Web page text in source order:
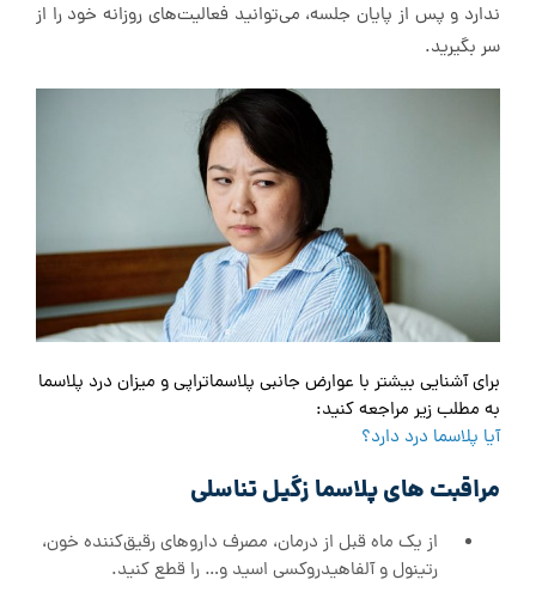
ندارد و پس از پایان جلسه، می‌توانید فعالیت‌های روزانه خود را از
سر بگیرید.
برای آشنایی بیشتر با عوارض جانبی پلاسما‌تراپی و میزان درد پلاسما
به مطلب زیر مراجعه کنید:
آیا پلاسما درد دارد؟
مراقبت ‌های پلاسما زگیل تناسلی
از یک ماه قبل از درمان، مصرف داروهای رقیق‌کننده خون،
رتینول و آلفاهیدروکسی اسید و… را قطع کنید.